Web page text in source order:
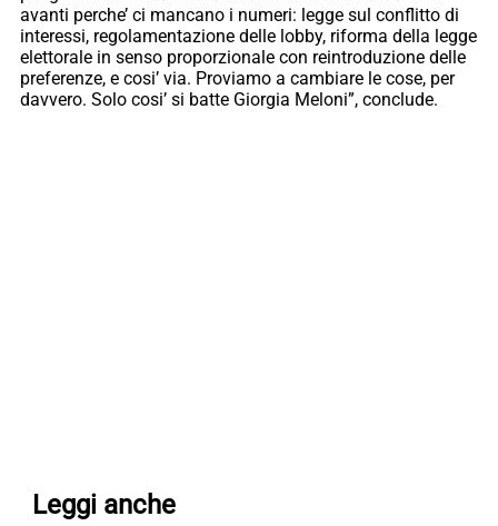
avanti perche’ ci mancano i numeri: legge sul conflitto di
interessi, regolamentazione delle lobby, riforma della legge
elettorale in senso proporzionale con reintroduzione delle
preferenze, e cosi’ via. Proviamo a cambiare le cose, per
davvero. Solo cosi’ si batte Giorgia Meloni”, conclude.
Leggi anche